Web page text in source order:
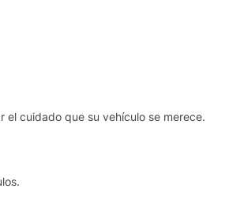
el cuidado que su vehículo se merece.